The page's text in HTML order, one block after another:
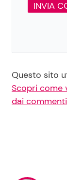
Questo sito
Scopri come
dai commenti